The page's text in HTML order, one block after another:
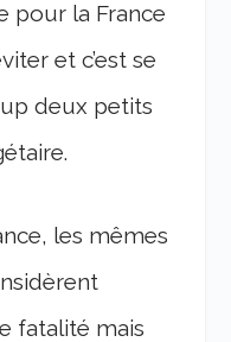
pour la France
et c’est se
deux petits
les mêmes
fatalité mais